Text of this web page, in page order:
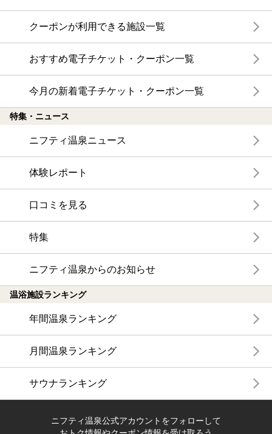
クーポンが利用できる施設一覧
おすすめ電子チケット・クーポン一覧
今月の新着電子チケット・クーポン一覧
特集・ニュース
ニフティ温泉ニュース
体験レポート
口コミを見る
特集
ニフティ温泉からのお知らせ
温浴施設ランキング
年間温泉ランキング
月間温泉ランキング
サウナランキング
ニフティ温泉公式アカウントをフォローして